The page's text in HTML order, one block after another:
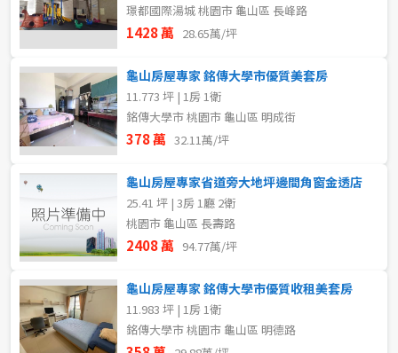
璟都國際湯城 桃園市 龜山區 長峰路
1428 萬 28.65萬/坪
龜山房屋專家 銘傳大學市優質美套房
11.773 坪 | 1房 1衛
銘傳大學市 桃園市 龜山區 明成街
378 萬 32.11萬/坪
龜山房屋專家省道旁大地坪邊間角窗金透店
25.41 坪 | 3房 1廳 2衛
桃園市 龜山區 長壽路
2408 萬 94.77萬/坪
龜山房屋專家 銘傳大學市優質收租美套房
11.983 坪 | 1房 1衛
銘傳大學市 桃園市 龜山區 明德路